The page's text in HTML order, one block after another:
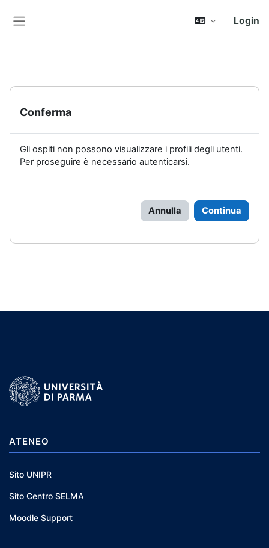
Login
Conferma
Gli ospiti non possono visualizzare i profili degli utenti.
Per proseguire è necessario autenticarsi.
Annulla Continua
ATENEO
Sito UNIPR
Sito Centro SELMA
Moodle Support